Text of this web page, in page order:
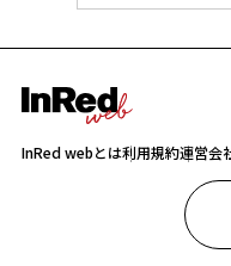
InRed webとは利用規約運営会